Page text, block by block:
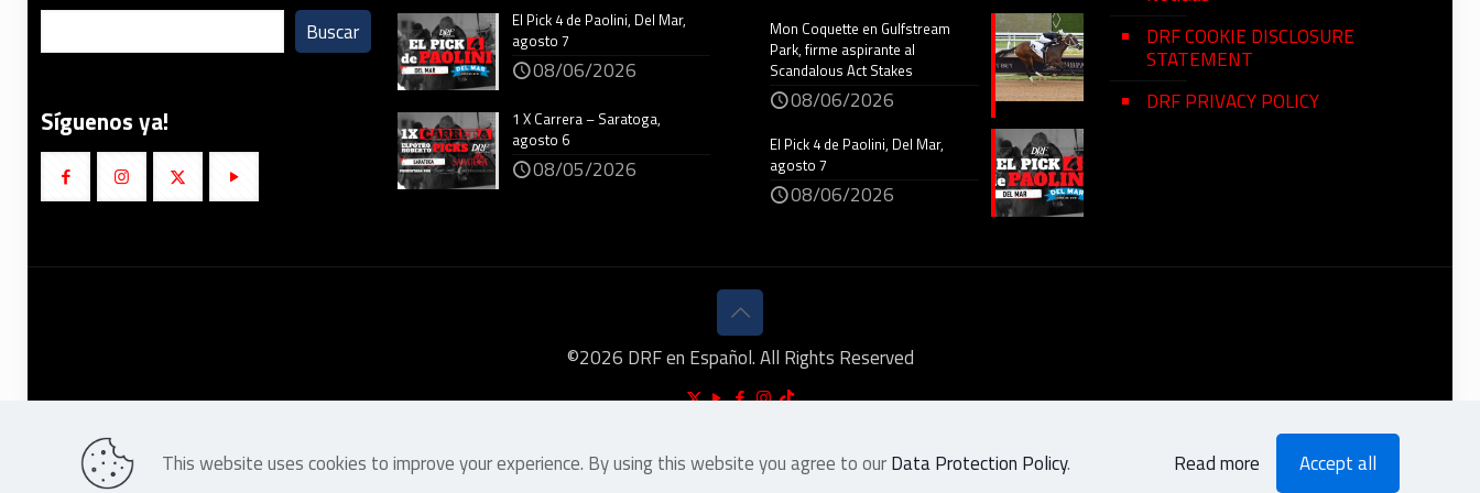
Buscar
Síguenos ya!
El Pick 4 de Paolini, Del Mar,
agosto 7
08/06/2026
1 X Carrera – Saratoga,
agosto 6
08/05/2026
Mon Coquette en Gulfstream
Park, firme aspirante al
Scandalous Act Stakes
08/06/2026
El Pick 4 de Paolini, Del Mar,
agosto 7
08/06/2026
DRF COOKIE DISCLOSURE
STATEMENT
DRF PRIVACY POLICY
©2026 DRF en Español. All Rights Reserved
This website uses cookies to improve your experience. By using this website you agree to ourData Protection Policy. Read more Accept all